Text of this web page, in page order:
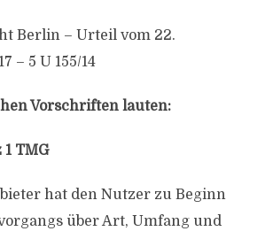
Berlin – Urteil vom 22.
– 5 U 155/14
Vorschriften lauten:
1 TMG
hat den Nutzer zu Beginn
über Art, Umfang und